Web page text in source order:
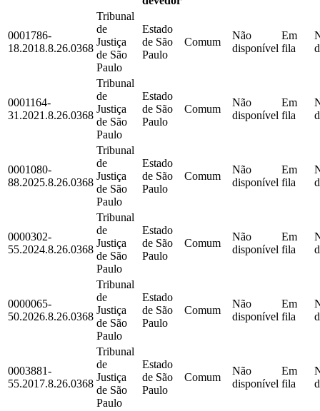
0001786-
18.2018.8.26.0368
Tribunal
de
Justiça
de São
Paulo
Estado
de São
Paulo
Comum
Não
disponível
Em
fila
0001164-
31.2021.8.26.0368
Tribunal
de
Justiça
de São
Paulo
Estado
de São
Paulo
Comum
Não
disponível
Em
fila
0001080-
88.2025.8.26.0368
Tribunal
de
Justiça
de São
Paulo
Estado
de São
Paulo
Comum
Não
disponível
Em
fila
0000302-
55.2024.8.26.0368
Tribunal
de
Justiça
de São
Paulo
Estado
de São
Paulo
Comum
Não
disponível
Em
fila
0000065-
50.2026.8.26.0368
Tribunal
de
Justiça
de São
Paulo
Estado
de São
Paulo
Comum
Não
disponível
Em
fila
0003881-
55.2017.8.26.0368
Tribunal
de
Justiça
de São
Paulo
Estado
de São
Paulo
Comum
Não
disponível
Em
fila